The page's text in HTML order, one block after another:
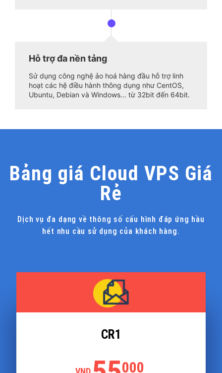
Hỗ trợ đa nền tảng
Sử dụng công nghệ ảo hoá hàng đầu hỗ trợ linh
hoạt các hệ điều hành thông dụng như CentOS,
Ubuntu, Debian và Windows... từ 32bit đến 64bit.
Bảng giá Cloud VPS Giá
Rẻ
Dịch vụ đa dạng về thông số cấu hình đáp ứng hầu
hết nhu cầu sử dụng của khách hàng.
CR1
000